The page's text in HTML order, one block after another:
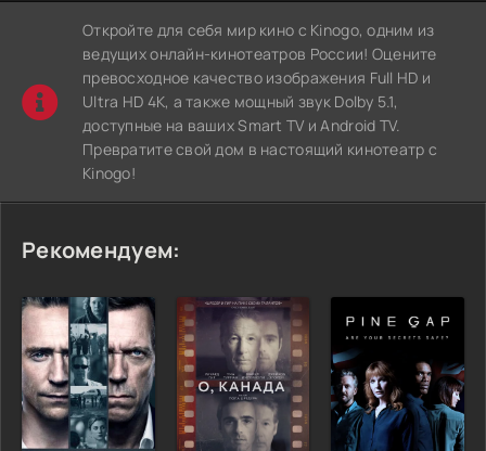
Откройте для себя мир кино с Kinogo, одним из
ведущих онлайн-кинотеатров России! Оцените
превосходное качество изображения Full HD и
Ultra HD 4K, а также мощный звук Dolby 5.1,
доступные на ваших Smart TV и Android TV.
Превратите свой дом в настоящий кинотеатр с
Kinogo!
Рекомендуем: